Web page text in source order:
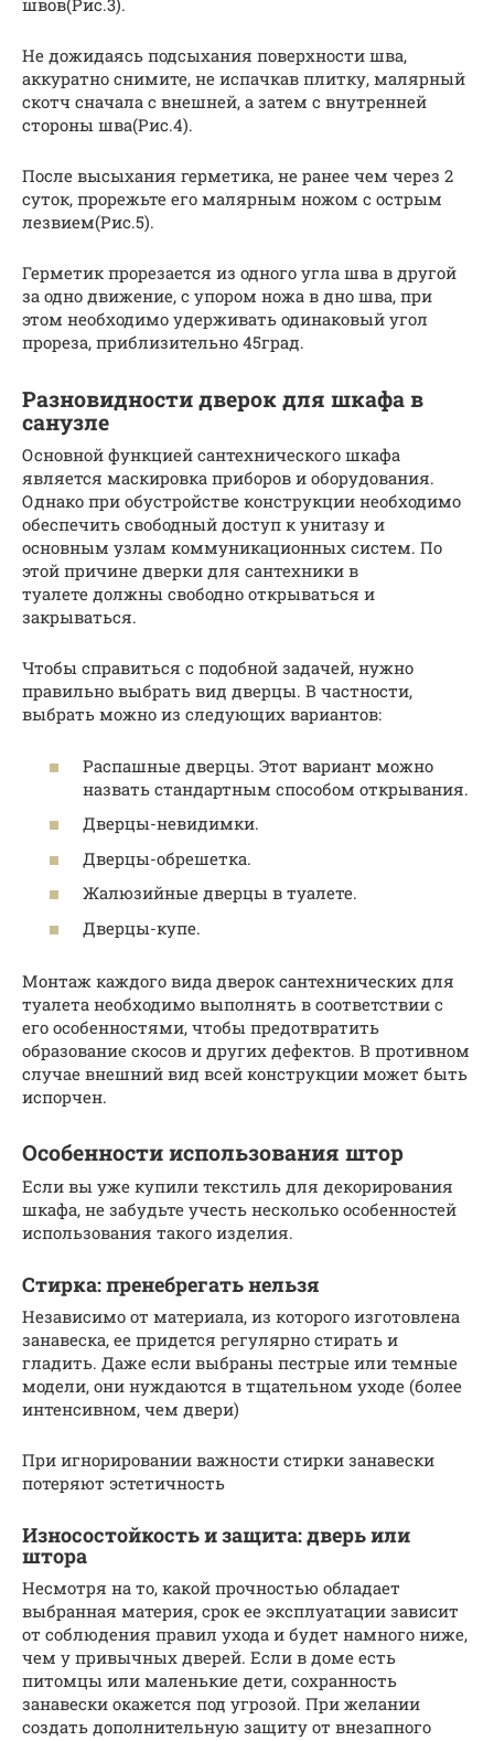
швов(Рис.3).
Не дожидаясь подсыхания поверхности шва,
аккуратно снимите, не испачкав плитку, малярный
скотч сначала с внешней, а затем с внутренней
стороны шва(Рис.4).
После высыхания герметика, не ранее чем через 2
суток, прорежьте его малярным ножом с острым
лезвием(Рис.5).
Герметик прорезается из одного угла шва в другой
за одно движение, с упором ножа в дно шва, при
этом необходимо удерживать одинаковый угол
прореза, приблизительно 45град.
Разновидности дверок для шкафа в
санузле
Основной функцией сантехнического шкафа
является маскировка приборов и оборудования.
Однако при обустройстве конструкции необходимо
обеспечить свободный доступ к унитазу и
основным узлам коммуникационных систем. По
этой причине дверки для сантехники в
туалете должны свободно открываться и
закрываться.
Чтобы справиться с подобной задачей, нужно
правильно выбрать вид дверцы. В частности,
выбрать можно из следующих вариантов:
Распашные дверцы. Этот вариант можно
назвать стандартным способом открывания.
Дверцы-невидимки.
Дверцы-обрешетка.
Жалюзийные дверцы в туалете.
Дверцы-купе.
Монтаж каждого вида дверок сантехнических для
туалета необходимо выполнять в соответствии с
его особенностями, чтобы предотвратить
образование скосов и других дефектов. В противном
случае внешний вид всей конструкции может быть
испорчен.
Особенности использования штор
Если вы уже купили текстиль для декорирования
шкафа, не забудьте учесть несколько особенностей
использования такого изделия.
Стирка: пренебрегать нельзя
Независимо от материала, из которого изготовлена
занавеска, ее придется регулярно стирать и
гладить. Даже если выбраны пестрые или темные
модели, они нуждаются в тщательном уходе (более
интенсивном, чем двери)
При игнорировании важности стирки занавески
потеряют эстетичность
Износостойкость и защита: дверь или
штора
Несмотря на то, какой прочностью обладает
выбранная материя, срок ее эксплуатации зависит
от соблюдения правил ухода и будет намного ниже,
чем у привычных дверей. Если в доме есть
питомцы или маленькие дети, сохранность
занавески окажется под угрозой. При желании
создать дополнительную защиту от внезапного